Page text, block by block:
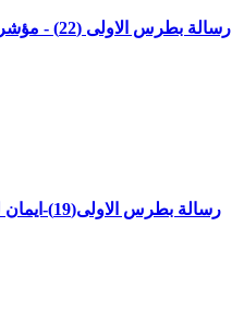
"رسالة بطرس الاولى (22) - مؤشرات الخدمة الصحيحة - الاصحاح الرابع الاعداد 10- 11" مع القاضي جميل ناصر
"رسالة بطرس الاولى(19)-ايمان للخلاص، وماء للدينونة - الاصحاح الثالث الاعداد20-22"مع القاضي جميل ناصر